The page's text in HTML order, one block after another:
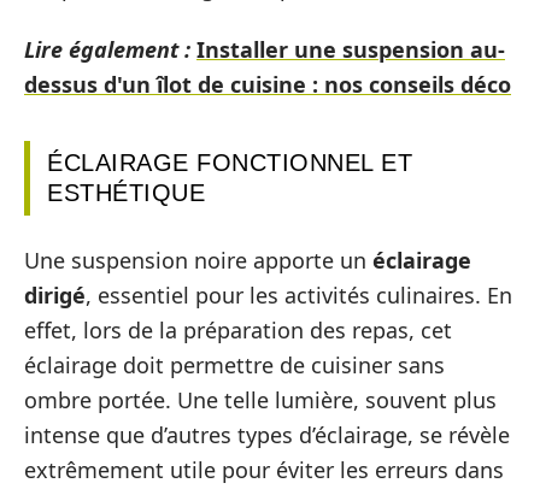
Lire également : Installer une suspension au-
dessus d'un îlot de cuisine : nos conseils déco
ÉCLAIRAGE FONCTIONNEL ET
ESTHÉTIQUE
Une suspension noire apporte un éclairage
dirigé, essentiel pour les activités culinaires. En
effet, lors de la préparation des repas, cet
éclairage doit permettre de cuisiner sans
ombre portée. Une telle lumière, souvent plus
intense que d’autres types d’éclairage, se révèle
extrêmement utile pour éviter les erreurs dans